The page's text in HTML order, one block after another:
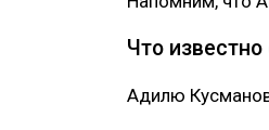
Что
Адилю